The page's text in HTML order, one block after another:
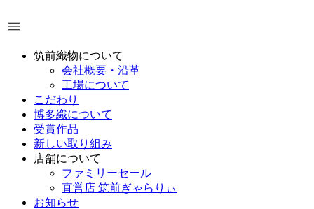
ン
筑前織物について
会社概要・沿革
工場について
こだわり
博多織について
受賞作品
新しい取り組み
店舗について
ファミリーセール
直営店 筑前ぎゃらりぃ
お知らせ